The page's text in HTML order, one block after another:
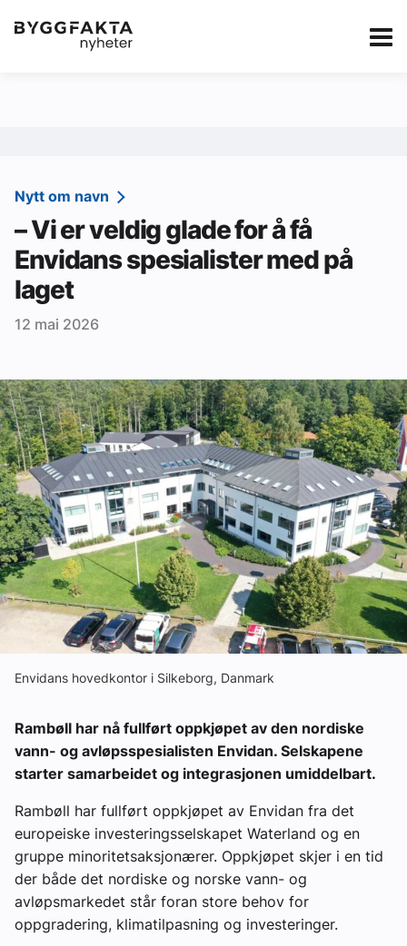
Kategorier Jobbmarkedet Annonsere i
Redaksjonen
Om Byggfakta
Annonsere
Abonnere
Tips oss
Ledige stillinger
eBlad
Aktivitetskalender
Bransjekommentar
Nyheter
Nytt om navn
– Vi er veldig glade for å få
Envidans spesialister med på
laget
12 mai 2026
Envidans hovedkontor i Silkeborg, Danmark
Rambøll har nå fullført oppkjøpet av den nordiske
vann- og avløpsspesialisten Envidan. Selskapene
starter samarbeidet og integrasjonen umiddelbart.
Rambøll har fullført oppkjøpet av Envidan fra det
europeiske investeringsselskapet Waterland og en
gruppe minoritetsaksjonærer. Oppkjøpet skjer i en tid
der både det nordiske og norske vann- og
avløpsmarkedet står foran store behov for
oppgradering, klimatilpasning og investeringer.